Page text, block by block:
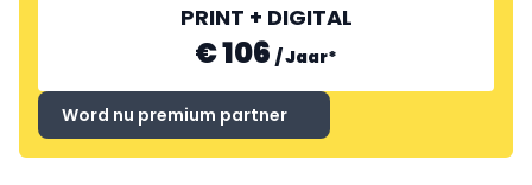
PRINT + DIGITAL
€ 106 /Jaar*
Word nu premium partner